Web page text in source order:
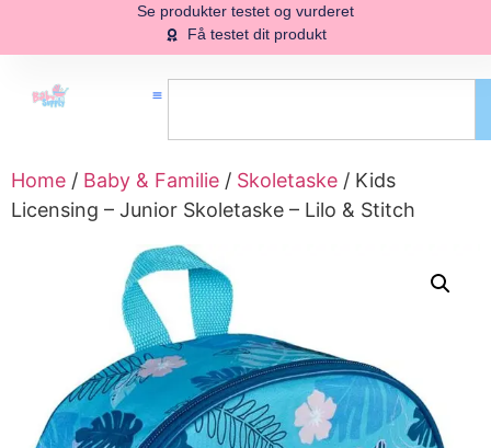
Se produkter testet og vurderet
Få testet dit produkt
Home / Baby & Familie / Skoletaske / Kids
Licensing – Junior Skoletaske – Lilo & Stitch